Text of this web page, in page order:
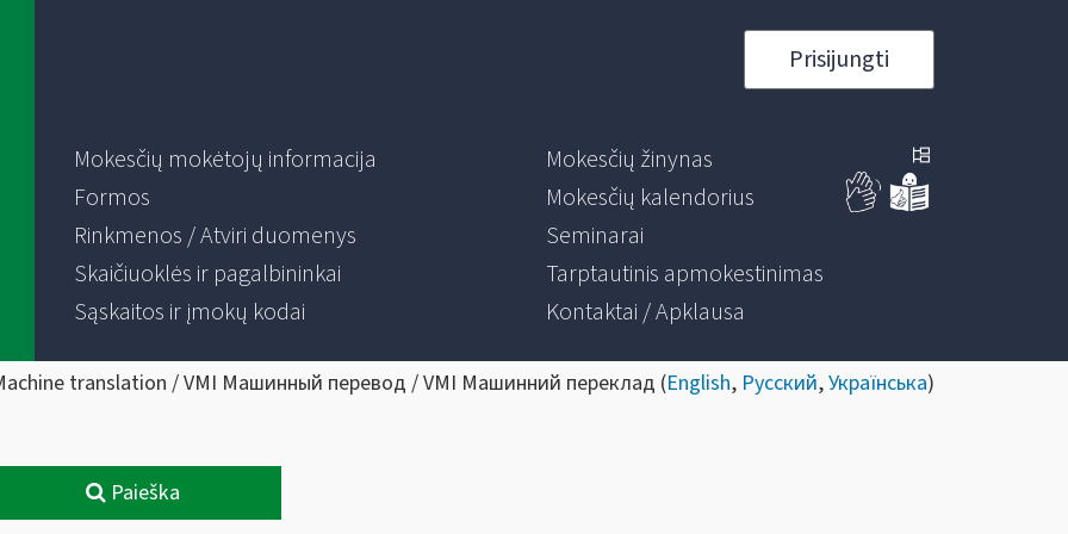
Prisijungti
Mokesčių mokėtojų informacija
Formos
Rinkmenos / Atviri duomenys
Skaičiuoklės ir pagalbininkai
Sąskaitos ir įmokų kodai
Mokesčių žinynas
Mokesčių kalendorius
Seminarai
Tarptautinis apmokestinimas
Kontaktai / Apklausa
translation / VMI Машинный перевод / VMI Машинний переклад (English, Русский,Українська)
Paieška